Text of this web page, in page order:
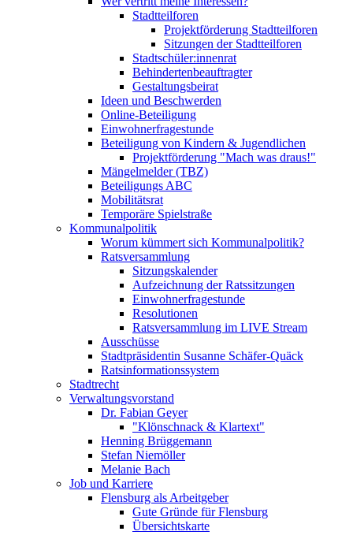
Stadtteilforen
Projektförderung Stadtteilforen
Sitzungen der Stadtteilforen
Stadtschüler:innenrat
Behindertenbeauftragter
Gestaltungsbeirat
Ideen und Beschwerden
Online-Beteiligung
Einwohnerfragestunde
Beteiligung von Kindern & Jugendlichen
Projektförderung "Mach was draus!"
Mängelmelder (TBZ)
Beteiligungs ABC
Mobilitätsrat
Temporäre Spielstraße
Kommunalpolitik
Worum kümmert sich Kommunalpolitik?
Ratsversammlung
Sitzungskalender
Aufzeichnung der Ratssitzungen
Einwohnerfragestunde
Resolutionen
Ratsversammlung im LIVE Stream
Ausschüsse
Stadtpräsidentin Susanne Schäfer-Quäck
Ratsinformationssystem
Stadtrecht
Verwaltungsvorstand
Dr. Fabian Geyer
"Klönschnack & Klartext"
Henning Brüggemann
Stefan Niemöller
Melanie Bach
Job und Karriere
Flensburg als Arbeitgeber
Gute Gründe für Flensburg
Übersichtskarte